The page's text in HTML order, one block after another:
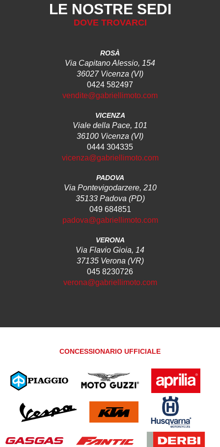
LE NOSTRE SEDI
DOVE TROVARCI
ROSÀ
Via Capitano Alessio, 154
36027 Vicenza (VI)
0424 582497
vendite@gabriellimoto.com
VICENZA
Viale della Pace, 101
36100 Vicenza (VI)
0444 304335
vicenza@gabriellimoto.com
PADOVA
Via Pontevigodarzere, 210
35133 Padova (PD)
049 684851
padova@gabriellimoto.com
VERONA
Via Flavio Gioia, 14
37135 Verona (VR)
045 8230726
verona@gabriellimoto.com
CONCESSIONARIO UFFICIALE